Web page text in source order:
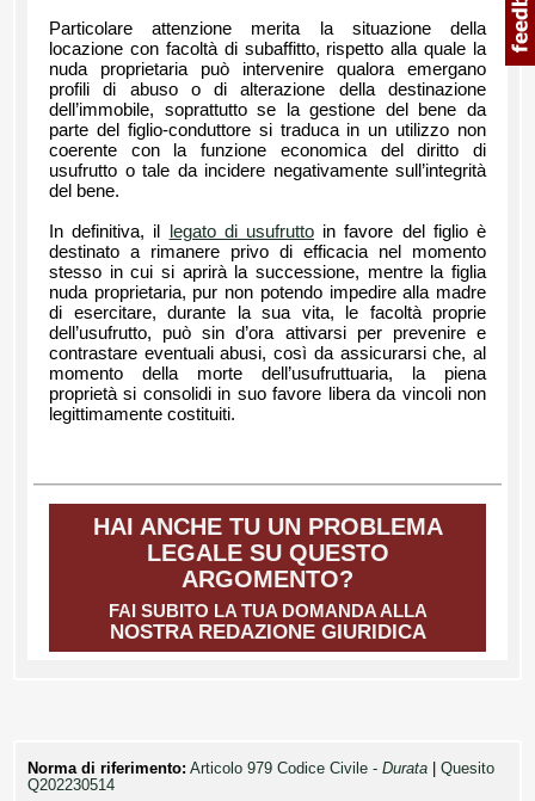
Particolare attenzione merita la situazione della
locazione con facoltà di subaffitto, rispetto alla quale la
nuda proprietaria può intervenire qualora emergano
profili di abuso o di alterazione della destinazione
dell’immobile, soprattutto se la gestione del bene da
parte del figlio-conduttore si traduca in un utilizzo non
coerente con la funzione economica del diritto di
usufrutto o tale da incidere negativamente sull’integrità
del bene.
In definitiva, il legato di usufrutto in favore del figlio è
destinato a rimanere privo di efficacia nel momento
stesso in cui si aprirà la successione, mentre la figlia
nuda proprietaria, pur non potendo impedire alla madre
di esercitare, durante la sua vita, le facoltà proprie
dell’usufrutto, può sin d’ora attivarsi per prevenire e
contrastare eventuali abusi, così da assicurarsi che, al
momento della morte dell’usufruttuaria, la piena
proprietà si consolidi in suo favore libera da vincoli non
legittimamente costituiti.
HAI ANCHE TU UN PROBLEMA
LEGALE SU QUESTO
ARGOMENTO?
FAI SUBITO LA TUA DOMANDA ALLA
NOSTRA REDAZIONE GIURIDICA
Norma di riferimento: Articolo 979 Codice Civile - Durata
Quesito
Q202230514